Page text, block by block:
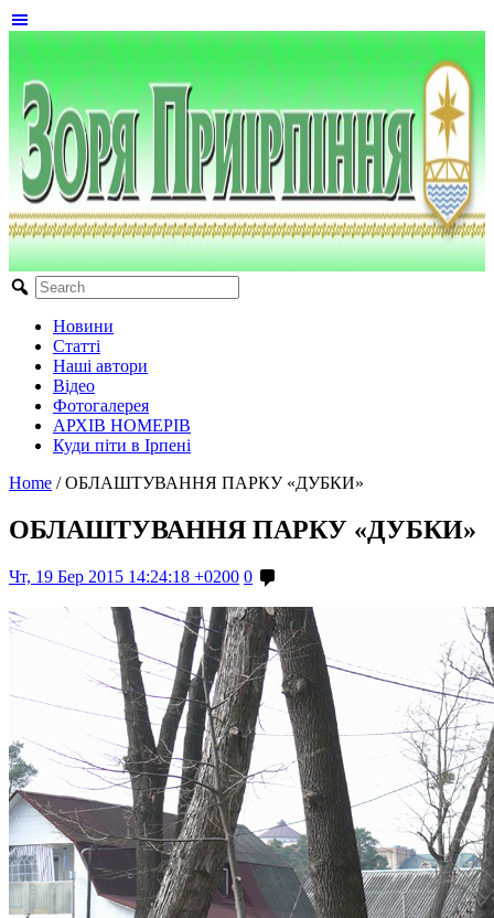
Новини
Статті
Наші автори
Відео
Фотогалерея
АРХІВ НОМЕРІВ
Куди піти в Ірпені
Home / ОБЛАШТУВАННЯ ПАРКУ «ДУБКИ»
ОБЛАШТУВАННЯ ПАРКУ «ДУБКИ»
Чт, 19 Бер 2015 14:24:18 +0200 0